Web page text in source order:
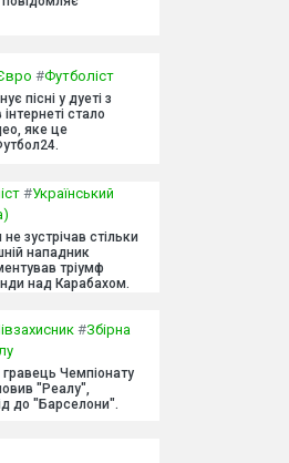
#Футболіст
пісні у дуеті з
стало
яке це
#Український
зустрічав стільки
нападник
тріумф
над Карабахом.
#Збірна
Чемпіонату
"Реалу",
до "Барселони".